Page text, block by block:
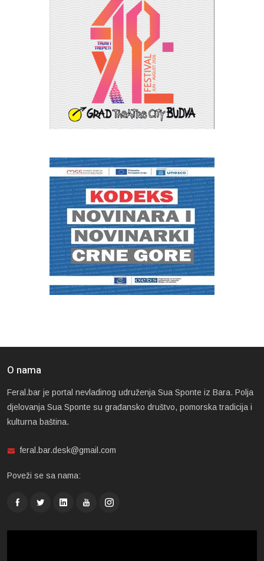
O nama
Feral.bar je portal nevladinog udruženja Sua Sponte iz Bara. Polja
djelovanja Sua Sponte su građansko društvo, pomorska tradicija i
kulturna baština.
feral.bar.desk@gmail.com
Poveži se sa nama: